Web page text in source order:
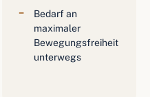
Bedarf an
maximaler
Bewegungsfreiheit
unterwegs